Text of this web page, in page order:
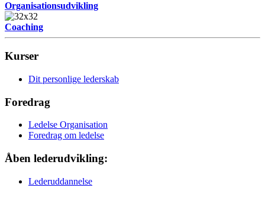
Organisationsudvikling
Coaching
Kurser
Dit personlige lederskab
Foredrag
Ledelse Organisation
Foredrag om ledelse
Åben lederudvikling:
Lederuddannelse